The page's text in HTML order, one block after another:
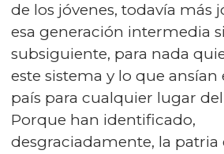
de los jóvenes, todavía más
esa generación intermedia
subsiguiente, para nada
este sistema y lo que ansían
país para cualquier lugar
Porque han identificado,
desgraciadamente, la patria